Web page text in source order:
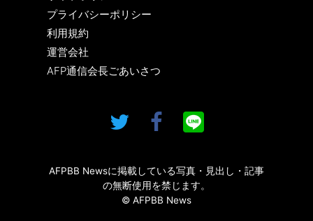
プライバシーポリシー
利用規約
運営会社
AFP通信会長ごあいさつ
AFPBB Newsに掲載している写真・見出し・記事
の無断使用を禁じます。
© AFPBB News